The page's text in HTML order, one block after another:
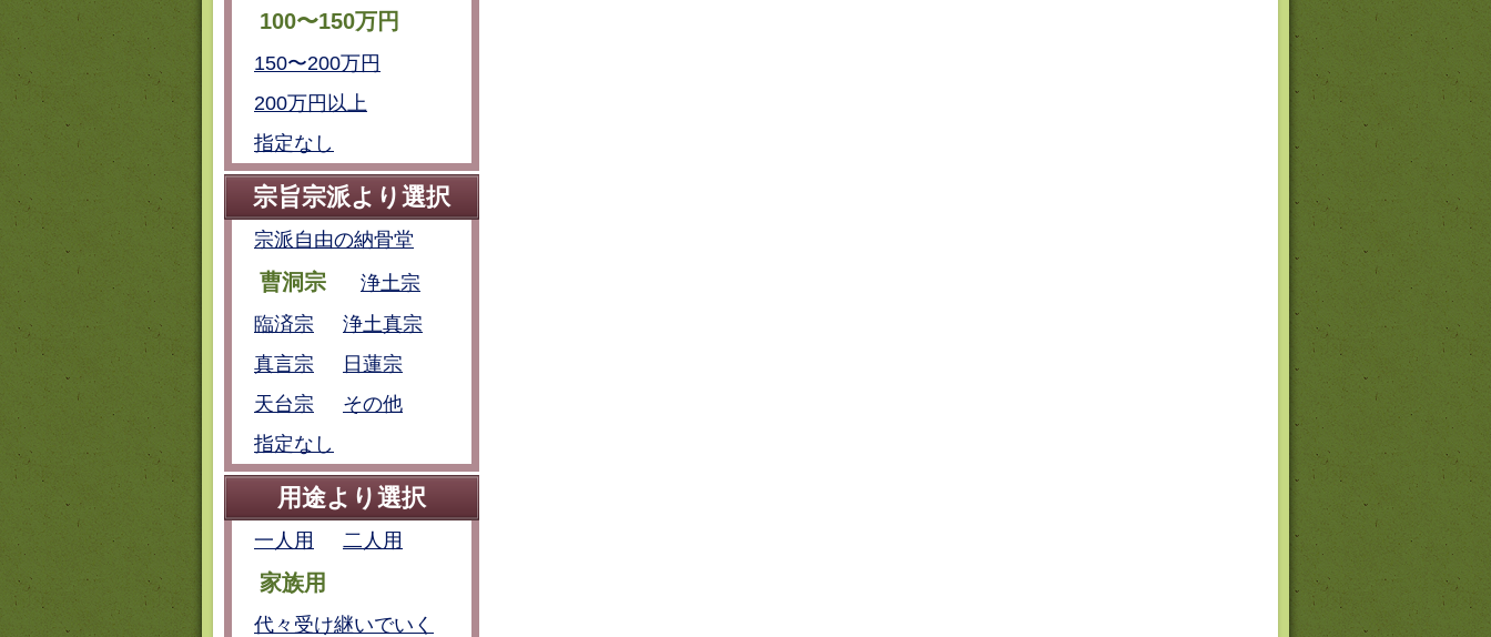
100〜150万円
150〜200万円
200万円以上
指定なし
宗旨宗派より選択
宗派自由の納骨堂
曹洞宗
浄土宗
臨済宗
浄土真宗
真言宗
日蓮宗
天台宗
その他
指定なし
用途より選択
一人用 二人用
家族用
代々受け継いでいく